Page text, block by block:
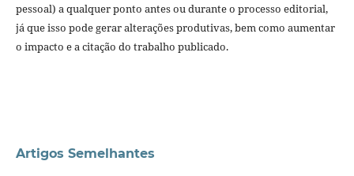
pessoal) a qualquer ponto antes ou durante o processo editorial,
já que isso pode gerar alterações produtivas, bem como aumentar
o impacto e a citação do trabalho publicado.
Artigos Semelhantes